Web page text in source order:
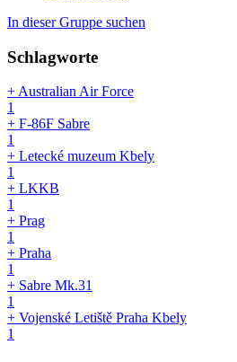
In dieser Gruppe suchen
Schlagworte
+ Australian Air Force
1
+ F-86F Sabre
1
+ Letecké muzeum Kbely
1
+ LKKB
1
+ Prag
1
+ Praha
1
+ Sabre Mk.31
1
+ Vojenské Letiště Praha Kbely
1